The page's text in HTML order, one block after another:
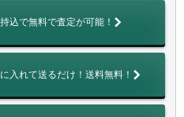
込で無料で査定が可能！
入れて送るだけ！送料無料！